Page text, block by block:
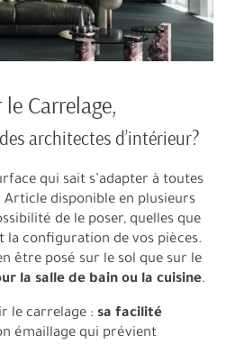
Carrelage,
architectes d’intérieur?
qui sait s’adapter à toutes
disponible en plusieurs
de le poser, quelles que
la configuration de vos pièces.
être posé sur le sol que sur le
la salle de bain ou la cuisine.
le carrelage : sa facilité
émaillage qui prévient